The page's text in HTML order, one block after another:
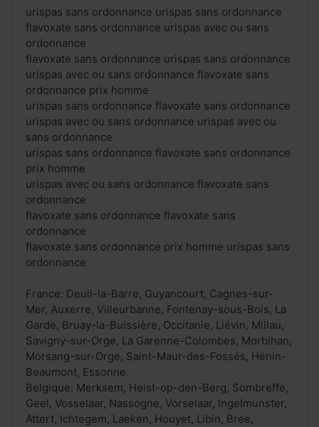
urispas sans ordonnance urispas sans ordonnance
flavoxate sans ordonnance urispas avec ou sans
ordonnance
flavoxate sans ordonnance urispas sans ordonnance
urispas avec ou sans ordonnance flavoxate sans
ordonnance prix homme
urispas sans ordonnance flavoxate sans ordonnance
urispas avec ou sans ordonnance urispas avec ou
sans ordonnance
urispas sans ordonnance flavoxate sans ordonnance
prix homme
urispas avec ou sans ordonnance flavoxate sans
ordonnance
flavoxate sans ordonnance flavoxate sans
ordonnance
flavoxate sans ordonnance prix homme urispas sans
ordonnance
France: Deuil-la-Barre, Guyancourt, Cagnes-sur-
Mer, Auxerre, Villeurbanne, Fontenay-sous-Bois, La
Garde, Bruay-la-Buissière, Occitanie, Liévin, Millau,
Savigny-sur-Orge, La Garenne-Colombes, Morbihan,
Morsang-sur-Orge, Saint-Maur-des-Fossés, Hénin-
Beaumont, Essonne.
Belgique: Merksem, Heist-op-den-Berg, Sombreffe,
Geel, Vosselaar, Nassogne, Vorselaar, Ingelmunster,
Attert, Ichtegem, Laeken, Houyet, Libin, Bree,